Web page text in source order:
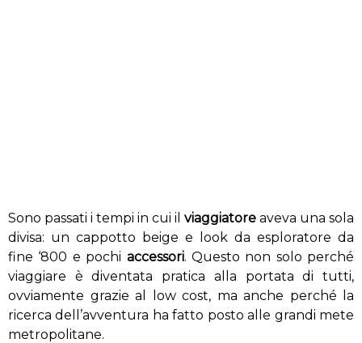
Sono passati i tempi in cui il viaggiatore aveva una sola
divisa: un cappotto beige e look da esploratore da
fine ‘800 e pochi accessori. Questo non solo perché
viaggiare è diventata pratica alla portata di tutti,
ovviamente grazie al low cost, ma anche perché la
ricerca dell’avventura ha fatto posto alle grandi mete
metropolitane.